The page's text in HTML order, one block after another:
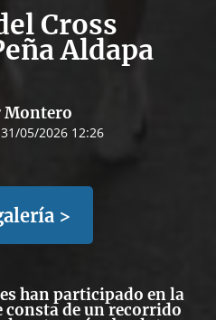
Cross
Aldapa
Montero
31/05/2026 12:26
>
han participado en la
consta de un recorrido